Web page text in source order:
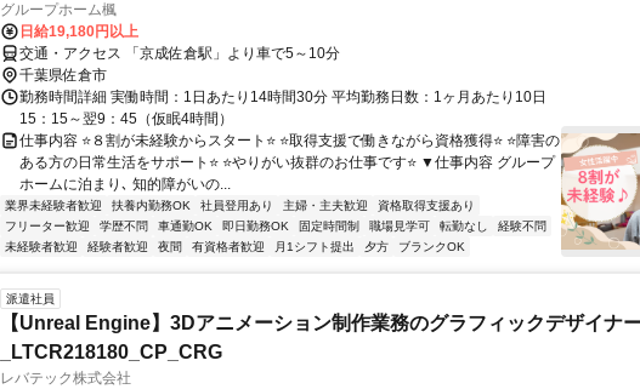
グループホーム楓
日給19,180円以上
交通・アクセス 「京成佐倉駅」より車で5～10分
千葉県佐倉市
勤務時間詳細 実働時間：1日あたり14時間30分 平均勤務日数：1ヶ月あたり10日
15：15～翌9：45（仮眠4時間）
仕事内容 ⭐８割が未経験からスタート⭐ ⭐取得支援で働きながら資格獲得⭐ ⭐障害の
ある方の日常生活をサポート⭐ ⭐やりがい抜群のお仕事です⭐ ▼仕事内容 グループ
ホームに泊まり､ 知的障がいの...
業界未経験者歓迎 扶養内勤務OK 社員登用あり 主婦・主夫歓迎
資格取得支援あり
フリーター歓迎
学歴不問 車通勤OK 即日勤務OK 固定時間制 職場見学可 転勤なし
経験不問
未経験者歓迎
経験者歓迎 夜間 有資格者歓迎 月1シフト提出 夕方 ブランクOK
派遣社員
【Unreal Engine】3Dアニメーション制作業務のグラフィックデザイナ
_LTCR218180_CP_CRG
レバテック株式会社